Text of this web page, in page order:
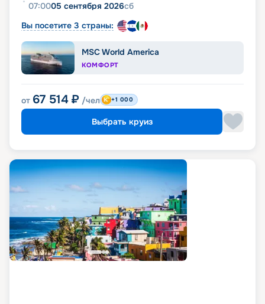
07:0005 сентября 2026сб
Вы посетите 3 страны:
MSC World America
КОМФОРТ
от 67 514 ₽ /чел +1 000
Выбрать круиз